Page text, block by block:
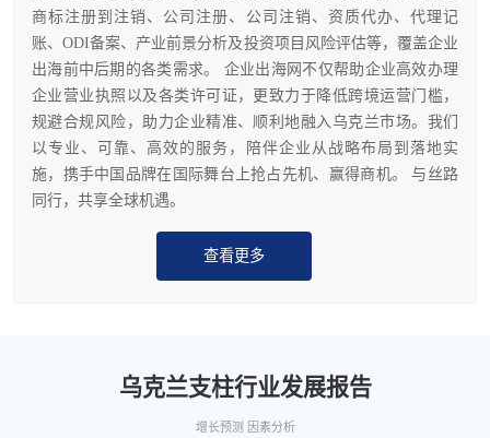
商标注册到注销、公司注册、公司注销、资质代办、代理记
账、ODI备案、产业前景分析及投资项目风险评估等，覆盖企业
出海前中后期的各类需求。 企业出海网不仅帮助企业高效办理
企业营业执照以及各类许可证，更致力于降低跨境运营门槛，
规避合规风险，助力企业精准、顺利地融入乌克兰市场。我们
以专业、可靠、高效的服务，陪伴企业从战略布局到落地实
施，携手中国品牌在国际舞台上抢占先机、赢得商机。 与丝路
同行，共享全球机遇。
查看更多
乌克兰支柱行业发展报告
增长预测 因素分析